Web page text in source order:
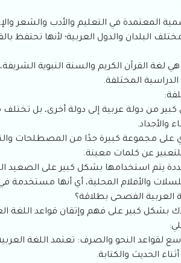
المعتمدة في التعليم والأدب والشعر
البلدان والدول العربية؛ لأنها تحتفظ
لغة القرآن الكريم والسنة النبوية
الدراسية المختلفة.
من دولة عربية إلى دولة أخرى، بل تختلف
والأجداد.
على مجموعة كبيرة جدًا من المصطلحات
عن كلمات معينة.
يتم استخدامها بشكل كبير على الصعيد
والأفلام المحلية، أي أنها مستخدمة
العربية الفصحى بطلاقة؟
كبير على فهم وإتقان قواعد اللغة
النحو والصرف: تعتمد اللغة
الحديث والكتابة.